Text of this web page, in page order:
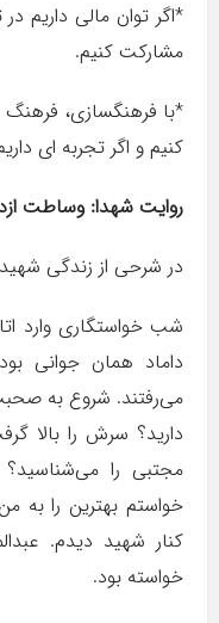
*اگر توان مالی داریم
مشارکت کنیم.
*با فرهنگسازی، فرهنگ
کنیم و اگر تجربه ای
روایت شهدا: وساطت
در شرحی‌ از زندگی
شب خواستگاری وارد
داماد همان جوانی
می‌رفتند. شروع به
دارید؟ سرش را بالا
مجتبی را می‌شناسید؟
خواستم بهترین را به
کنار شهید دیدم.
خواسته بود.